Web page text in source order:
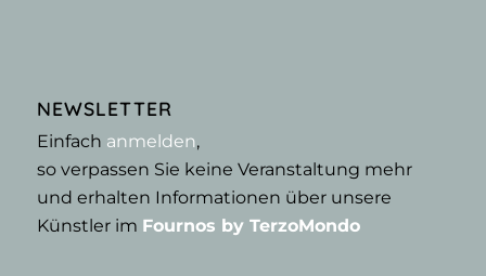
NEWSLETTER
Einfach anmelden,
so verpassen Sie keine Veranstaltung mehr
und erhalten Informationen über unsere
Künstler im Fournos by TerzoMondo